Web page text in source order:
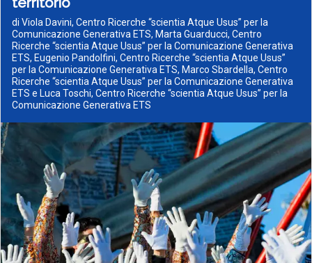
di Viola Davini, Centro Ricerche “scientia Atque Usus” per la
Comunicazione Generativa ETS, Marta Guarducci, Centro
Ricerche “scientia Atque Usus” per la Comunicazione Generativa
ETS, Eugenio Pandolfini, Centro Ricerche “scientia Atque Usus”
per la Comunicazione Generativa ETS, Marco Sbardella, Centro
Ricerche “scientia Atque Usus” per la Comunicazione Generativa
ETS e Luca Toschi, Centro Ricerche “scientia Atque Usus” per la
Comunicazione Generativa ETS